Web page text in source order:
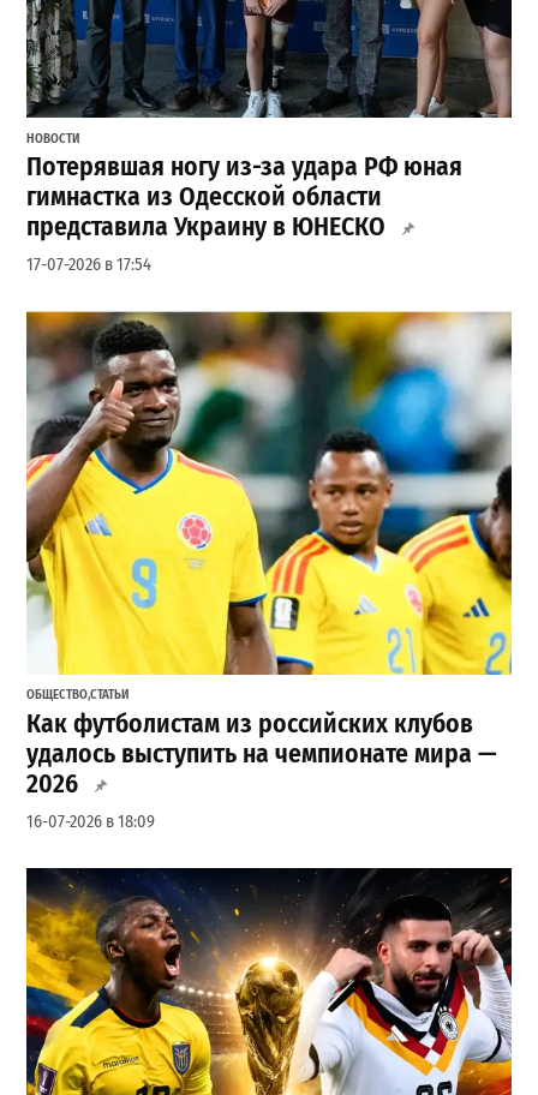
НОВОСТИ
Потерявшая ногу из-за удара РФ юная
гимнастка из Одесской области
представила Украину в ЮНЕСКО
17-07-2026 в 17:54
ОБЩЕСТВО,СТАТЬИ
Как футболистам из российских клубов
удалось выступить на чемпионате мира —
2026
16-07-2026 в 18:09